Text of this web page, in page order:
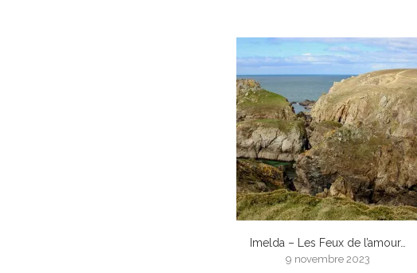
Imelda – Les Feux de l’amour…
9 novembre 2023